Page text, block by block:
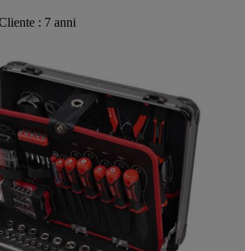
: 7 anni